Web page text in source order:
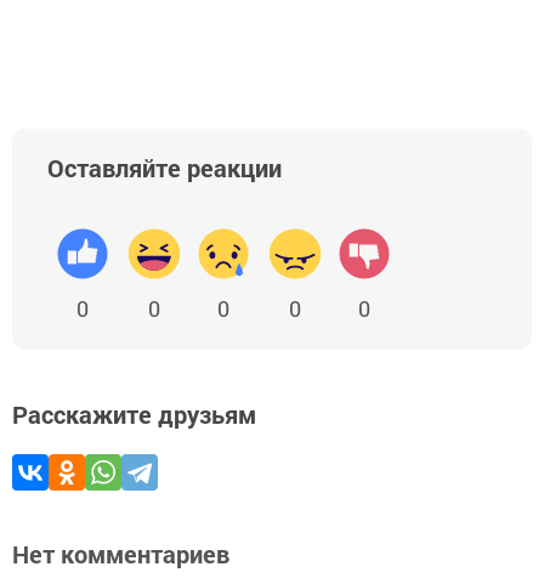
Оставляйте реакции
0 0 0 0 0
Расскажите друзьям
Нет комментариев